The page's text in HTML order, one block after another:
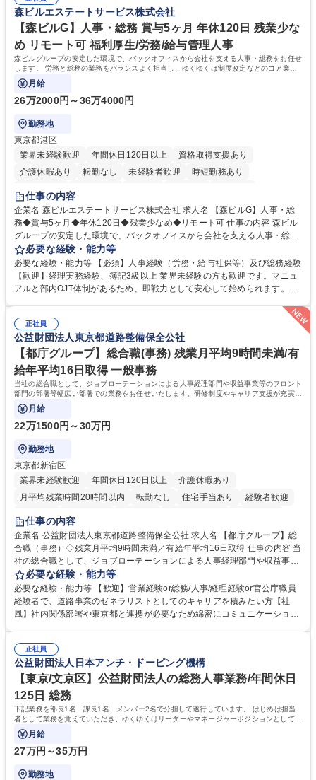
森ビルエステートサービス株式会社
【森ビルG】人事・総務 賞与5ヶ月 年休120日 残業少な
め リモート可 福利厚生/労務/給与管理人事
森ビルグループの安定した環境で、バックオフィスから会社を支える人事・総務をお任せ
します。 労務と総務の業務をバランスよく担当し、ゆくゆくは制度改定などのコア業務
にも挑戦できる、やりがいある環境です。
月給
26万2000円～36万4000円
勤務地
東京都港区
業界未経験歓迎
年間休日120日以上
資格取得支援あり
介護休暇あり
転勤なし 未経験者歓迎
時短勤務あり
経験者歓迎
完全週休2日制
交通費支給 長期歓迎 駅近5分以内 土日祝休み
仕事の内容
企業名 森ビルエステートサービス株式会社 求人名 【森ビルG】人事・総
務◆賞与5ヶ月◆年休120日◆残業少なめ◆リモート可 仕事の内容 森ビル
グループの安定した環境で、バックオフィスから会社を支える人事・総務
をお任せします。 労務と総務の業務をバランスよく担当し、ゆくゆくは制
度改定などのコア業務にも挑戦できる、やりがいある環境です。 ■勤怠管
理、給与計算、社会保険手続き、年末調整等の労務管理全般 ■入退社手続
き、社内規定の改定や人事制度改定などのコア業務 ■社内イベントの企画
は部内のOJTを中心に、あなたの経験に合わせて不足している部分はいつ
でも質問・相談できる環境が整っているため、安心して成長できます。 募
集職種 【森ビルG】人事・総務◆賞与5ヶ月◆年休120日◆残業少なめ◆
リモート可
必要な経験・能力等
必要な経験・能力等 【必須】人事経験（労務・給与社保等）及び総務経験
【歓迎】経理実務経験、簿記3級以上 業界未経験の方も歓迎です。マニュ
アルと部内OJT体制があるため、即戦力として安心して始められます。
ます。定型業務に留まらず、社内規定や人事制度の改定など会社のコア業
務に挑戦できるため、自身の成長と組織への貢献度をダイレクトに実感で
きます。 残業少なめ、週1日リモート可など、ワークライフバランスを保
ち長期活躍できる環境です。 「これまでの幅広い経験を活かし、長期的な
キャリアを築きたい」という前向きな意欲と挑戦を全力で応援します。 学
歴・資格 学歴：大学院 大学 高専 短大 専修学校 高校 語学力： 資格：日商
簿記検定1級 日商簿記検定2級 日商簿記検定3級
正社員
公益財団法人東京都道路整備保全公社
【都庁グループ】総合職(事務) 残業月平均9時間未満/有
給年平均16日取得 一般事務
当社の総合職として、ジョブローテーションによる人事経理部門や収益事業等のフロント
部門の部署等幅広い部署での業務をお任せいたします。研修制度やキャリア支援が充実し
ております！ ※下記業務詳細
月給
22万1500円～30万円
勤務地
東京都新宿区
業界未経験歓迎
年間休日120日以上
介護休暇あり
月平均残業時間20時間以内
転勤なし 住宅手当あり
経験者歓迎
研修あり
退職金あり
駅近5分以内
資格取得手当あり 食事補助あり
仕事の内容
企業名 公益財団法人東京都道路整備保全公社 求人名 【都庁グループ】総
合職（事務）◇残業月平均9時間未満／有給年平均16日取得 仕事の内容 当
社の総合職として、ジョブローテーションによる人事経理部門や収益事業
等のフロント部門の部署等幅広い部署での業務をお任せいたします。研修
制度やキャリア支援が充実しております！ ※下記業務詳細 【業務詳細】■
管理部門：広報、人事、経理など当公社の運営に係る管理業務 ■収益部
門：駐車場の新規開拓、管理運営、新宿駅西口広場の「イベントコーナ
道路施設や道路工事現場の見学ツアー事業 ※入社後は上記いずれかの部門
へ配属。※業務内容変更の範囲：会社の定める業務 募集職種 【都庁グル
ープ】総合職（事務）◇残業月平均9時間未満／有給年平均16日取得
必要な経験・能力等
必要な経験・能力等 【歓迎】営業経験or総務/人事/経理経験or官公庁職員
経験者で、道路事業のゼネラリストとしてのキャリアを積みたい方【社
風】社内関係部署や東京都と連携が必要なため綿密にコミュニケーション
部門など多岐に渡る業務を経験できます。 ■様々なプロジェクト：駐車場
事業の他、新宿駅西口広場内に設置された照明を兼ねた広告「ブライトサ
イン」の管理運営を行うなど、事業収益を生み出す活動を積極的に行って
います。 学歴・資格 学歴：大学院 大学 高専 短大 専修学校 高校 語学力：
資格：
正社員
公益財団法人日本アンチ・ドーピング機構
【東京/文京区】公益財団法人の総務人事業務/年間休日
125日 総務
下記業務を部長1名、課長1名、メンバー2名で分担して遂行しています。 はじめは担当
者として業務を覚えていただき、ゆくゆくはリーダーやマネージャーポジションとして活
躍いただくことを期待しています。
月給
27万円～35万円
勤務地